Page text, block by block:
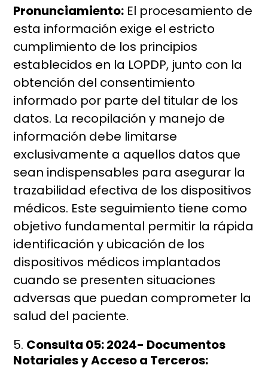
Pronunciamiento: El procesamiento de
esta información exige el estricto
cumplimiento de los principios
establecidos en la LOPDP, junto con la
obtención del consentimiento
informado por parte del titular de los
datos. La recopilación y manejo de
información debe limitarse
exclusivamente a aquellos datos que
sean indispensables para asegurar la
trazabilidad efectiva de los dispositivos
médicos. Este seguimiento tiene como
objetivo fundamental permitir la rápida
identificación y ubicación de los
dispositivos médicos implantados
cuando se presenten situaciones
adversas que puedan comprometer la
salud del paciente.
Consulta 05: 2024- Documentos
Notariales y Acceso a Terceros: